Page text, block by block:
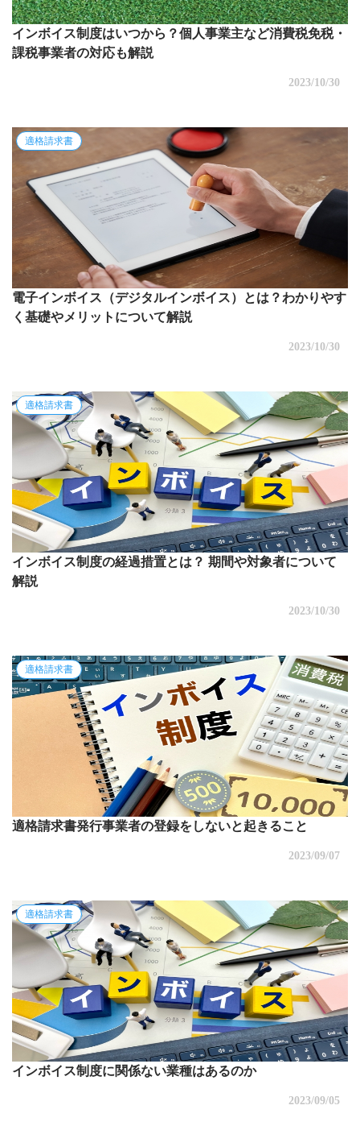
インボイス制度はいつから？個人事業主など消費税免税・
課税事業者の対応も解説
2023/10/30
適格請求書
電子インボイス（デジタルインボイス）とは？わかりやす
く基礎やメリットについて解説
2023/10/30
適格請求書
インボイス制度の経過措置とは？ 期間や対象者について
解説
2023/10/30
適格請求書
適格請求書発行事業者の登録をしないと起きること
2023/09/07
適格請求書
インボイス制度に関係ない業種はあるのか
2023/09/05